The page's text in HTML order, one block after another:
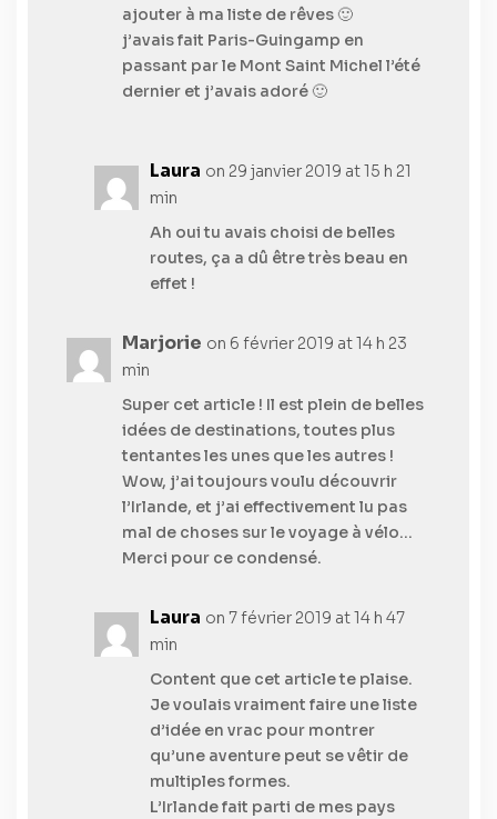
ajouter à ma liste de rêves 🙂
j’avais fait Paris-Guingamp en
passant par le Mont Saint Michel l’été
dernier et j’avais adoré 🙂
Laura on 29 janvier 2019 at 15 h 21
min
Ah oui tu avais choisi de belles
routes, ça a dû être très beau en
effet !
Marjorie on 6 février 2019 at 14 h 23
min
Super cet article ! Il est plein de belles
idées de destinations, toutes plus
tentantes les unes que les autres !
Wow, j’ai toujours voulu découvrir
l’Irlande, et j’ai effectivement lu pas
mal de choses sur le voyage à vélo…
Merci pour ce condensé.
Laura on 7 février 2019 at 14 h 47
min
Content que cet article te plaise.
Je voulais vraiment faire une liste
d’idée en vrac pour montrer
qu’une aventure peut se vêtir de
multiples formes.
L’Irlande fait parti de mes pays